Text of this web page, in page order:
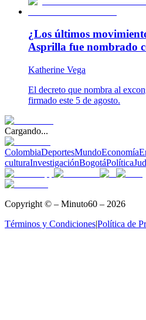
¿Los últimos
Asprilla fue nombrado
Katherine Vega
El decreto que nombra al
firmado este 5 de agosto.
Cargando...
ColombiaDeportesMundoEconomía
culturaInvestigaciónBogotáPolítica
Copyright © – Minuto60 – 2026
Términos y Condiciones|Política de